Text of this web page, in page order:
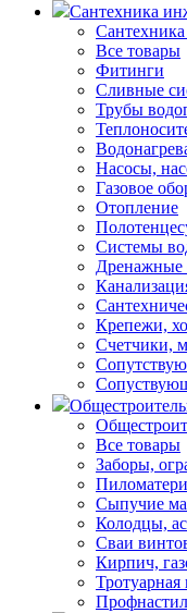
Сантехника
Все товары
Фитинги
Сливные
Трубы
Насосы,
Газовое
Отопление
Системы
Дренажные
Крепежи,
Счетчики,
Все товары
Заборы,
Сыпучие
Колодцы,
Сваи
Кирпич,
Тротуарная
Профнастил